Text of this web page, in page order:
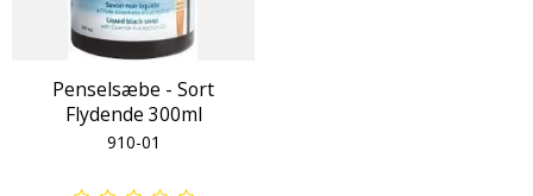
Penselsæbe - Sort
Flydende 300ml
910-01